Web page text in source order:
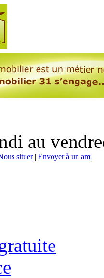
au
situer| Envoyer à un ami